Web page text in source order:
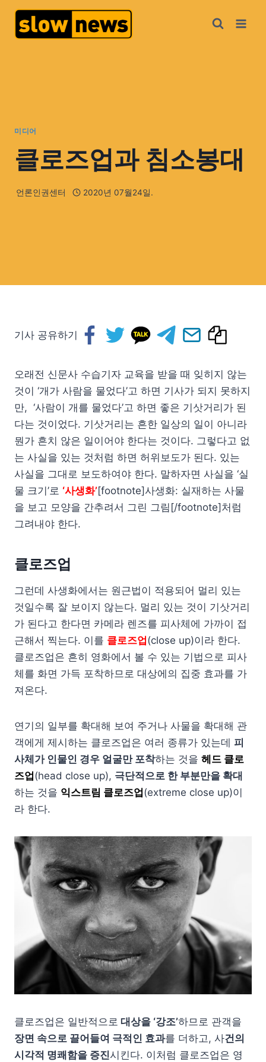
미디어
클로즈업과 침소봉대
언론인권센터 2020년 07월24일.
기사 공유하기
오래전 신문사 수습기자 교육을 받을 때 잊히지 않는
것이 ‘개가 사람을 물었다’고 하면 기사가 되지 못하지
만, ‘사람이 개를 물었다’고 하면 좋은 기삿거리가 된
다는 것이었다. 기삿거리는 흔한 일상의 일이 아니라
뭔가 흔치 않은 일이어야 한다는 것이다. 그렇다고 없
는 사실을 있는 것처럼 하면 허위보도가 된다. 있는
사실을 그대로 보도하여야 한다. 말하자면 사실을 ‘실
물 크기’로 ‘사생화’[footnote]사생화: 실재하는 사물
을 보고 모양을 간추려서 그린 그림[/footnote]처럼
그려내야 한다.
클로즈업
그런데 사생화에서는 원근법이 적용되어 멀리 있는
것일수록 잘 보이지 않는다. 멀리 있는 것이 기삿거리
가 된다고 한다면 카메라 렌즈를 피사체에 가까이 접
근해서 찍는다. 이를 클로즈업 (close up)이라 한다.
클로즈업은 흔히 영화에서 볼 수 있는 기법으로 피사
체를 화면 가득 포착하므로 대상에의 집중 효과를 가
져온다.
연기의 일부를 확대해 보여 주거나 사물을 확대해 관
객에게 제시하는 클로즈업은 여러 종류가 있는데 피
사체가 인물인 경우 얼굴만 포착하는 것을 헤드 클로
즈업 (head close up), 극단적으로 한 부분만을 확대
하는 것을 익스트림 클로즈업 (extreme close up)이
라 한다.
클로즈업은 일반적으로 대상을 ‘강조’하므로 관객을
장면 속으로 끌어들여 극적인 효과를 더하고, 사건의
시각적 명쾌함을 증진시킨다. 이처럼 클로즈업은 영